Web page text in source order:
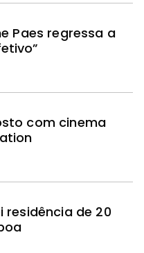
Paes regressa a
com cinema
de 20